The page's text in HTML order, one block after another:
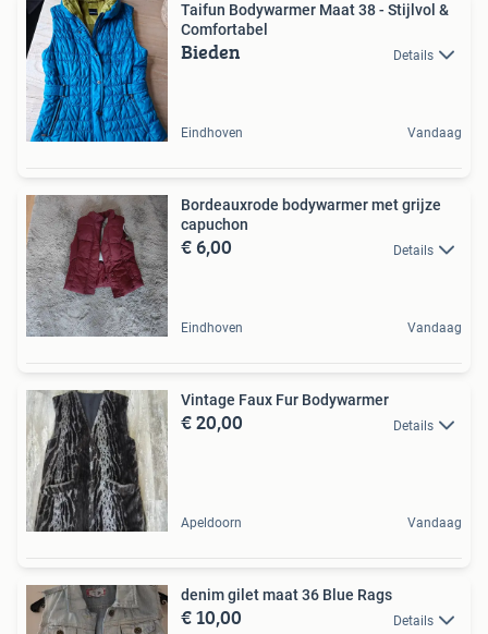
Taifun Bodywarmer Maat 38 - Stijlvol &
Comfortabel
Bieden Details
Eindhoven Vandaag
Bordeauxrode bodywarmer met grijze
capuchon
€ 6,00 Details
Eindhoven Vandaag
Vintage Faux Fur Bodywarmer
€ 20,00 Details
Apeldoorn Vandaag
denim gilet maat 36 Blue Rags
€ 10,00 Details